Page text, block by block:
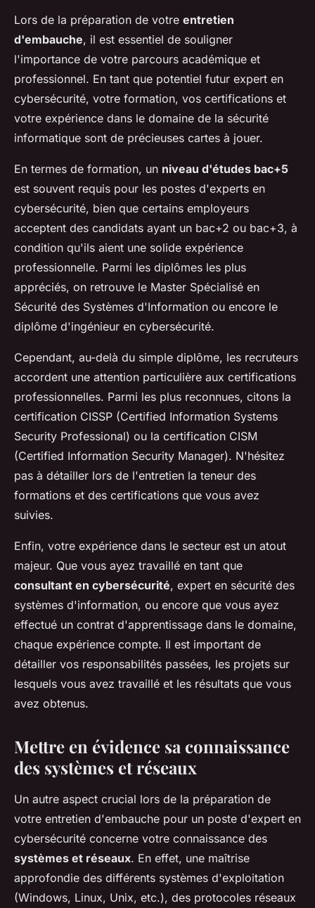
Lors de la préparation de votre entretien
d'embauche, il est essentiel de souligner
l'importance de votre parcours académique et
professionnel. En tant que potentiel futur expert en
cybersécurité, votre formation, vos certifications et
votre expérience dans le domaine de la sécurité
informatique sont de précieuses cartes à jouer.
En termes de formation, un niveau d'études bac+5
est souvent requis pour les postes d'experts en
cybersécurité, bien que certains employeurs
acceptent des candidats ayant un bac+2 ou bac+3, à
condition qu'ils aient une solide expérience
professionnelle. Parmi les diplômes les plus
appréciés, on retrouve le Master Spécialisé en
Sécurité des Systèmes d'Information ou encore le
diplôme d'ingénieur en cybersécurité.
Cependant, au-delà du simple diplôme, les recruteurs
accordent une attention particulière aux certifications
professionnelles. Parmi les plus reconnues, citons la
certification CISSP (Certified Information Systems
Security Professional) ou la certification CISM
(Certified Information Security Manager). N'hésitez
pas à détailler lors de l'entretien la teneur des
formations et des certifications que vous avez
suivies.
Enfin, votre expérience dans le secteur est un atout
majeur. Que vous ayez travaillé en tant que
consultant en cybersécurité, expert en sécurité des
systèmes d'information, ou encore que vous ayez
effectué un contrat d'apprentissage dans le domaine,
chaque expérience compte. Il est important de
détailler vos responsabilités passées, les projets sur
lesquels vous avez travaillé et les résultats que vous
avez obtenus.
Mettre en évidence sa connaissance
des systèmes et réseaux
Un autre aspect crucial lors de la préparation de
votre entretien d'embauche pour un poste d'expert en
cybersécurité concerne votre connaissance des
systèmes et réseaux. En effet, une maîtrise
approfondie des différents systèmes d'exploitation
(Windows, Linux, Unix, etc.), des protocoles réseaux